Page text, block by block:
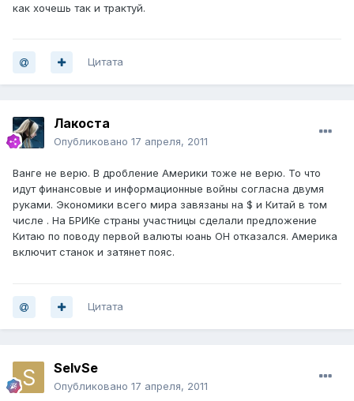
как хочешь так и трактуй.
Цитата
Лакоста
Опубликовано 17 апреля, 2011
Ванге не верю. В дробление Америки тоже не верю. То что
идут финансовые и информационные войны согласна двумя
руками. Экономики всего мира завязаны на $ и Китай в том
числе . На БРИКе страны участницы сделали предложение
Китаю по поводу первой валюты юань ОН отказался. Америка
включит станок и затянет пояс.
Цитата
SeIvSe
Опубликовано 17 апреля, 2011